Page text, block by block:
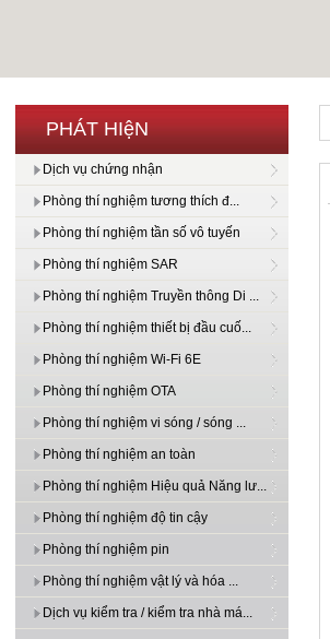
PHÁT HIệN
Dịch vụ chứng nhận
Phòng thí nghiệm tương thích đ...
Phòng thí nghiệm tần số vô tuyến
Phòng thí nghiệm SAR
Phòng thí nghiệm Truyền thông Di ...
Phòng thí nghiệm thiết bị đầu cuố...
Phòng thí nghiệm Wi-Fi 6E
Phòng thí nghiệm OTA
Phòng thí nghiệm vi sóng / sóng ...
Phòng thí nghiệm an toàn
Phòng thí nghiệm Hiệu quả Năng lư...
Phòng thí nghiệm độ tin cậy
Phòng thí nghiệm pin
Phòng thí nghiệm vật lý và hóa ...
Dịch vụ kiểm tra / kiểm tra nhà má...